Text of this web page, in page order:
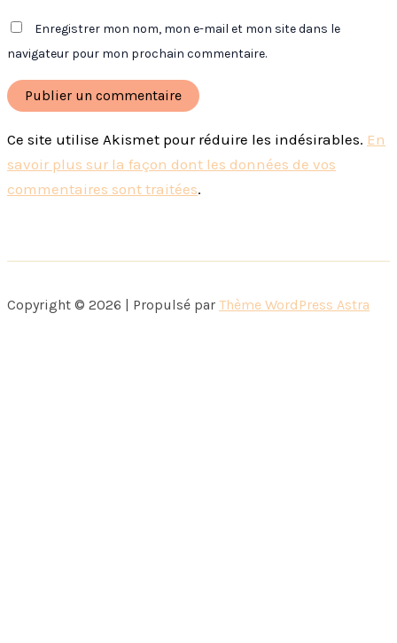
Enregistrer mon nom, mon e-mail et mon site dans le
navigateur pour mon prochain commentaire.
Ce site utilise Akismet pour réduire les indésirables. En
savoir plus sur la façon dont les données de vos
commentaires sont traitées.
Copyright © 2026 | Propulsé par Thème WordPress Astra